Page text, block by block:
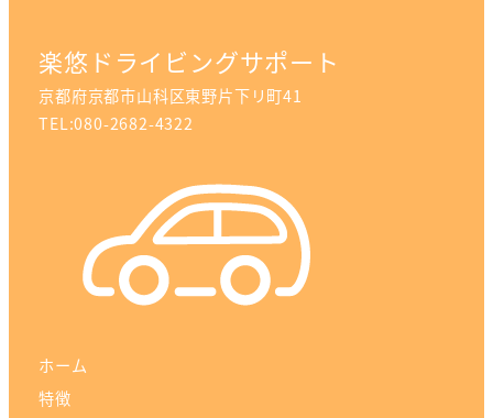
第2条（個人情報の収集方法）
当方は，ユーザーが利用登録をする際に氏名，生年月日，住所，電話
でなされたユーザーの個人情報を含む取引記録や決済に関する情報を,
当方の提携先（情報提供元，広告主，広告配信先などを含みます。以
下，｢提携先｣といいます。）などから収集することがあります。
第3条（個人情報を収集・利用する目的）
当方サービスの提供・運営のため ユーザーからのお問い合わせに回答
楽悠ドライビングサポート
京都府京都市山科区東野片下リ町41
TEL:080-2682-4322
ホーム
特徴